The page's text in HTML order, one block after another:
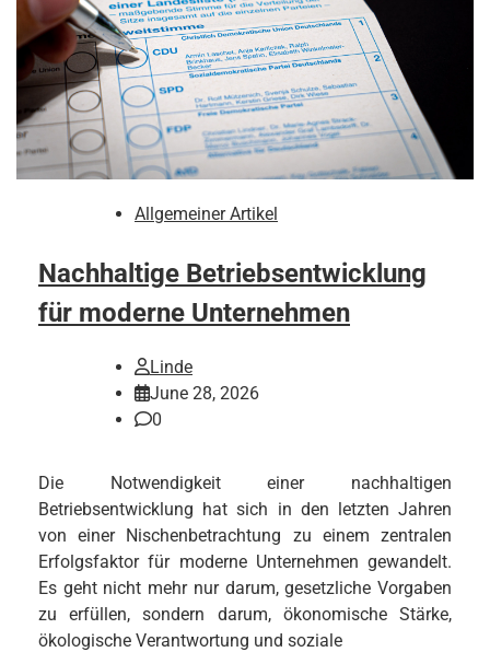
Allgemeiner Artikel
Nachhaltige Betriebsentwicklung
für moderne Unternehmen
Linde
June 28, 2026
0
Die Notwendigkeit einer nachhaltigen
Betriebsentwicklung hat sich in den letzten Jahren
von einer Nischenbetrachtung zu einem zentralen
Erfolgsfaktor für moderne Unternehmen gewandelt.
Es geht nicht mehr nur darum, gesetzliche Vorgaben
zu erfüllen, sondern darum, ökonomische Stärke,
ökologische Verantwortung und soziale